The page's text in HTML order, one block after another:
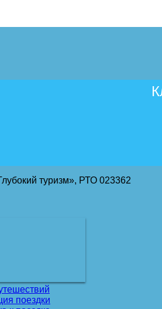
туризм», РТО 023362
поездки